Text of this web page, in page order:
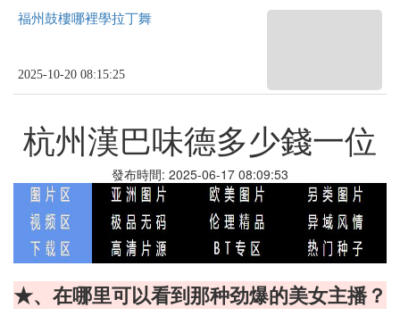
福州鼓樓哪裡學拉丁舞
2025-10-20 08:15:25
杭州漢巴味德多少錢一位
發布時間: 2025-06-17 08:09:53
★、在哪里可以看到那种劲爆的美女主播？